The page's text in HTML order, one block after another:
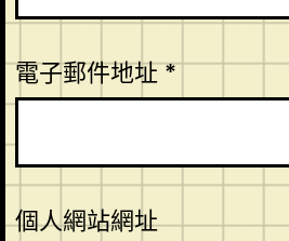
電子郵件地址*
個人網站網址